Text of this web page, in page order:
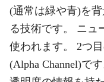
(通常は緑や青)を
る技術です。 ニュ
使われます。 2つ
(Alpha Channel)で